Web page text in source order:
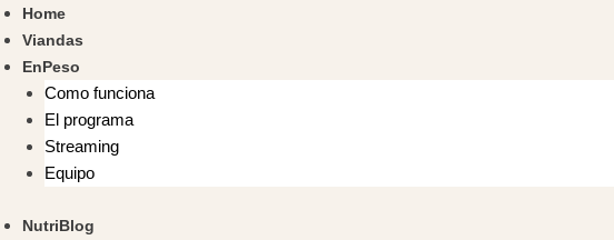
Home
Viandas
EnPeso
Como funciona
El programa
Streaming
Equipo
NutriBlog